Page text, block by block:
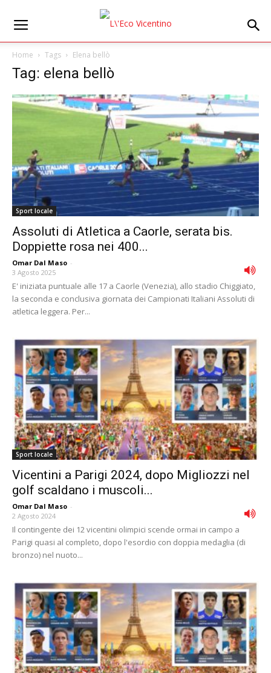
Home Tags Elena bellò
Tag: elena bellò
Sport locale
Assoluti di Atletica a Caorle, serata bis.
Doppiette rosa nei 400...
Omar Dal Maso -
3 Agosto 2025
E' iniziata puntuale alle 17 a Caorle (Venezia), allo stadio Chiggiato,
la seconda e conclusiva giornata dei Campionati Italiani Assoluti di
atletica leggera. Per...
Sport locale
Vicentini a Parigi 2024, dopo Migliozzi nel
golf scaldano i muscoli...
Omar Dal Maso -
2 Agosto 2024
Il contingente dei 12 vicentini olimpici scende ormai in campo a
Parigi quasi al completo, dopo l'esordio con doppia medaglia (di
bronzo) nel nuoto...